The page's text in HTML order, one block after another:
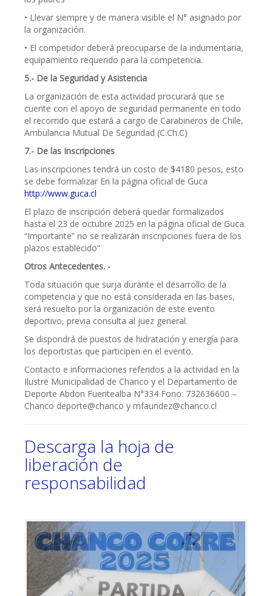
• Llevar siempre y de manera visible el N° asignado por
la organización.
• El competidor deberá preocuparse de la indumentaria,
equipamiento requerido para la competencia.
5.- De la Seguridad y Asistencia
La organización de esta actividad procurará que se
cuente con el apoyo de seguridad permanente en todo
el recorrido que estará a cargo de Carabineros de Chile,
Ambulancia Mutual De Seguridad (C.Ch.C)
7.- De las Inscripciones
Las inscripciones tendrá un costo de $4180 pesos, esto
se debe formalizar En la página oficial de Guca
http://www.guca.cl
El plazo de inscripción deberá quedar formalizados
hasta el 23 de octubre 2025 en la página oficial de Guca.
“Importante” no se realizarán inscripciones fuera de los
plazos establecido”
Otros Antecedentes. -
Toda situación que surja durante el desarrollo de la
competencia y que no está considerada en las bases,
será resuelto por la organización de este evento
deportivo, previa consulta al juez general.
Se dispondrá de puestos de hidratación y energía para
los deportistas que participen en el evento.
Contacto e informaciones referidos a la actividad en la
Ilustre Municipalidad de Chanco y el Departamento de
Deporte Abdon Fuentealba N°334 Fono: 732636600 –
Chanco deporte@chanco y mfaundez@chanco.cl
Descarga la hoja de
liberación de
responsabilidad